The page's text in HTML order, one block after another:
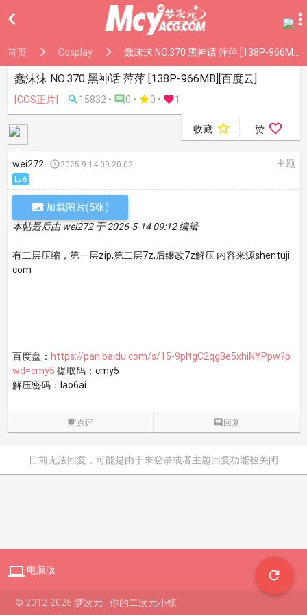

首页 Cosplay 蠢沫沫 NO.370 黑神话 萍萍 [138P-966MB][百度云]
蠢沫沫 NO.370 黑神话 萍萍 [138P-966MB][百度云]
[COS正片]  15832 •  0 • 0 • 1
收藏  赞 
wei272 2025-9-14 09:20:02 主题
Lv.6
加载图片(5张)
本帖最后由 wei272 于 2026-5-14 09:12 编辑
有二层压缩，第一层zip,第二层7z,后缀改7z解压 内容来源shentuji.
com
百度盘： https://pan.baidu.com/s/15-9pltgC2qgBe5xhiNYPpw?p
wd=cmy5 提取码：cmy5
解压密码：lao6ai
点评  回复
目前无法回复，可能是由于未登录或者主题回复功能被关闭

 电脑版
© 2012-2026 梦次元 - 你的二次元小镇